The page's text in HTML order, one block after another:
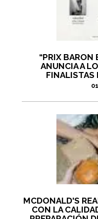
“PRIX BARON
ANUNCIA A
FINALISTAS
MCDONALD'S
CON LA